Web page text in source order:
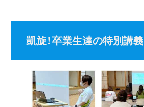
凱旋！卒業生達の特別講義